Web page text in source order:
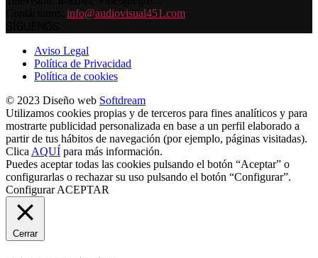
info@audiovisual451.com
Aviso Legal
Política de Privacidad
Política de cookies
© 2023 Diseño web Softdream
Utilizamos cookies propias y de terceros para fines analíticos y para
mostrarte publicidad personalizada en base a un perfil elaborado a
partir de tus hábitos de navegación (por ejemplo, páginas visitadas).
Clica AQUÍ para más información.
Puedes aceptar todas las cookies pulsando el botón “Aceptar” o
configurarlas o rechazar su uso pulsando el botón “Configurar”.
Configurar ACEPTAR
Cerrar